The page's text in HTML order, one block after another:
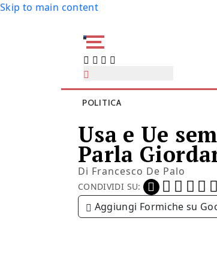
Skip to main content
POLITICA
Usa e Ue
Parla
Di Francesco De Palo
CONDIVIDI SU:
Aggiungi Formiche su